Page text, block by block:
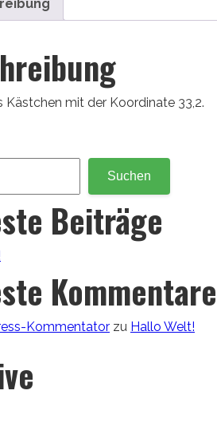
Kästchen mit der Koordinate 33,2.
Suchen
Beiträge
Kommentare
Kommentator zu Hallo Welt!